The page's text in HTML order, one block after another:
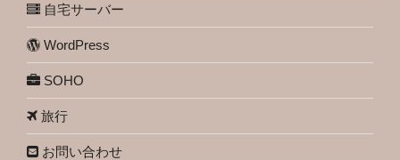
自宅サーバー
WordPress
SOHO
旅行
お問い合わせ